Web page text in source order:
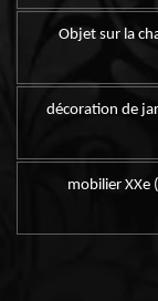
Objet sur la
décoration de
mobilier XXe